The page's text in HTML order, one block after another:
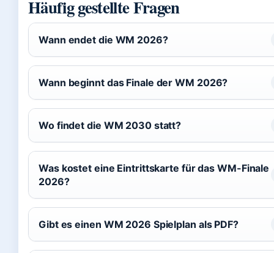
Häufig gestellte Fragen
Wann endet die WM 2026?
Wann beginnt das Finale der WM 2026?
Wo findet die WM 2030 statt?
Was kostet eine Eintrittskarte für das WM-Finale
2026?
Gibt es einen WM 2026 Spielplan als PDF?